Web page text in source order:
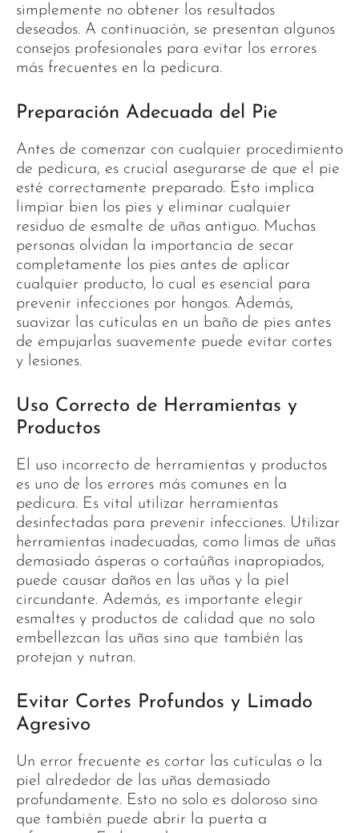
simplemente no obtener los resultados
deseados. A continuación, se presentan algunos
consejos profesionales para evitar los errores
más frecuentes en la pedicura.
Preparación Adecuada del Pie
Antes de comenzar con cualquier procedimiento
de pedicura, es crucial asegurarse de que el pie
esté correctamente preparado. Esto implica
limpiar bien los pies y eliminar cualquier
residuo de esmalte de uñas antiguo. Muchas
personas olvidan la importancia de secar
completamente los pies antes de aplicar
cualquier producto, lo cual es esencial para
prevenir infecciones por hongos. Además,
suavizar las cutículas en un baño de pies antes
de empujarlas suavemente puede evitar cortes
y lesiones.
Uso Correcto de Herramientas y
Productos
El uso incorrecto de herramientas y productos
es uno de los errores más comunes en la
pedicura. Es vital utilizar herramientas
desinfectadas para prevenir infecciones. Utilizar
herramientas inadecuadas, como limas de uñas
demasiado ásperas o cortaúñas inapropiados,
puede causar daños en las uñas y la piel
circundante. Además, es importante elegir
esmaltes y productos de calidad que no solo
embellezcan las uñas sino que también las
protejan y nutran.
Evitar Cortes Profundos y Limado
Agresivo
Un error frecuente es cortar las cutículas o la
piel alrededor de las uñas demasiado
profundamente. Esto no solo es doloroso sino
que también puede abrir la puerta a